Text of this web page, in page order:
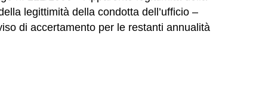
legittimità della condotta dell’ufficio –
di accertamento per le restanti annualità